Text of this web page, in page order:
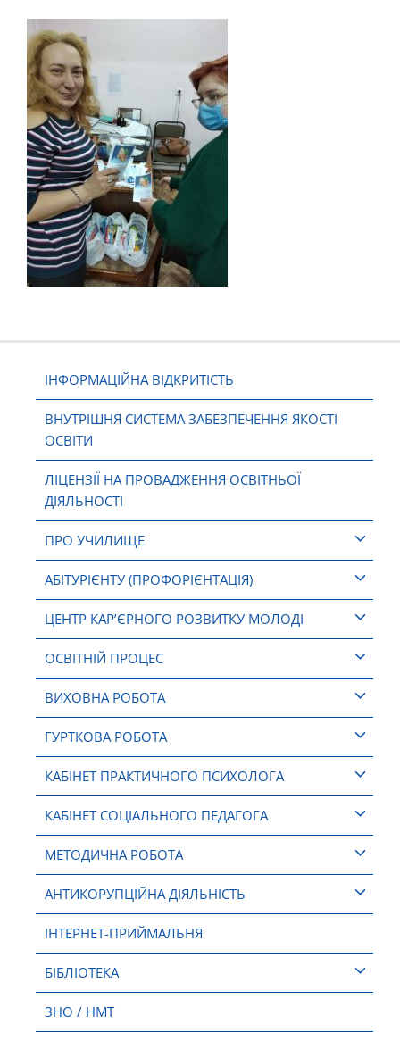
ІНФОРМАЦІЙНА ВІДКРИТІСТЬ
ВНУТРІШНЯ СИСТЕМА ЗАБЕЗПЕЧЕННЯ ЯКОСТІ
ОСВІТИ
ЛІЦЕНЗІЇ НА ПРОВАДЖЕННЯ ОСВІТНЬОЇ
ДІЯЛЬНОСТІ
ПРО УЧИЛИЩЕ
АБІТУРІЄНТУ (ПРОФОРІЄНТАЦІЯ)
ЦЕНТР КАР’ЄРНОГО РОЗВИТКУ МОЛОДІ
ОСВІТНІЙ ПРОЦЕС
ВИХОВНА РОБОТА
ГУРТКОВА РОБОТА
КАБІНЕТ ПРАКТИЧНОГО ПСИХОЛОГА
КАБІНЕТ СОЦІАЛЬНОГО ПЕДАГОГА
МЕТОДИЧНА РОБОТА
АНТИКОРУПЦІЙНА ДІЯЛЬНІСТЬ
ІНТЕРНЕТ-ПРИЙМАЛЬНЯ
БІБЛІОТЕКА
ЗНО / НМТ